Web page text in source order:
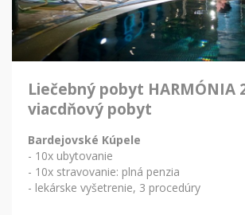
Liečebný pobyt HARMÓNIA
viacdňový pobyt
Bardejovské Kúpele
- 10x ubytovanie
- 10x stravovanie: plná penzia
- lekárske vyšetrenie, 3 procedúry